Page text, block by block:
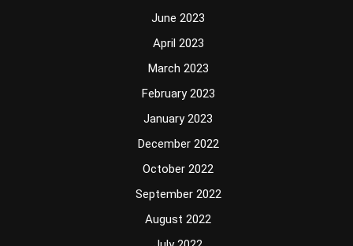
June 2023
April 2023
March 2023
February 2023
January 2023
December 2022
October 2022
September 2022
August 2022